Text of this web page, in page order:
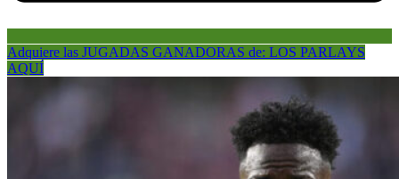
Adquiere las JUGADAS GANADORAS de: LOS PARLAYS
AQUÍ